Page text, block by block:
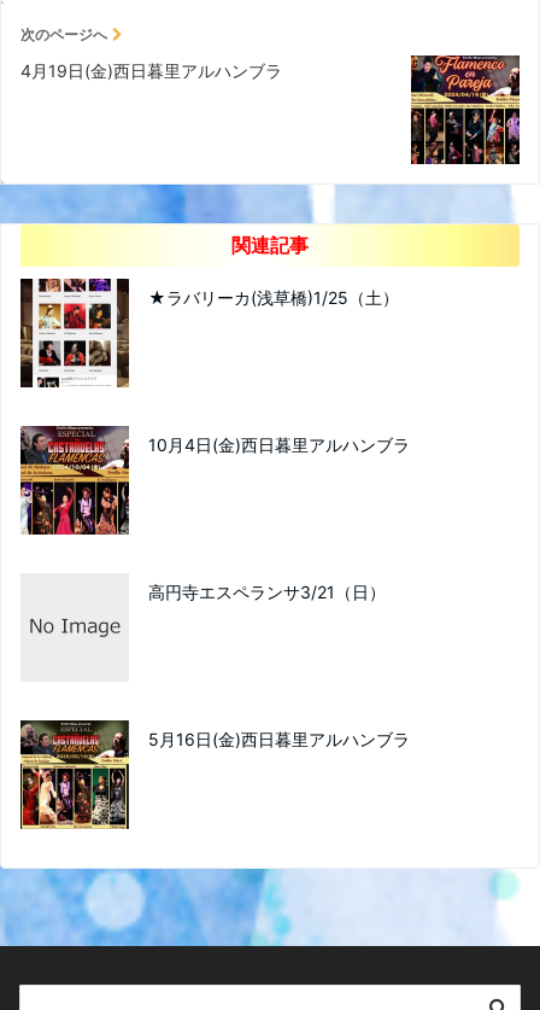
次のページへ
4月19日(金)西日暮里アルハンブラ
関連記事
★ラバリーカ(浅草橋)1/25（土）
10月4日(金)西日暮里アルハンブラ
高円寺エスペランサ3/21（日）
5月16日(金)西日暮里アルハンブラ